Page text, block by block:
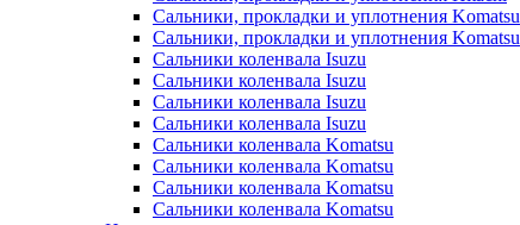
Сальники, прокладки и уплотнения Komatsu
Сальники, прокладки и уплотнения Komatsu
Сальники коленвала Isuzu
Сальники коленвала Isuzu
Сальники коленвала Isuzu
Сальники коленвала Isuzu
Сальники коленвала Komatsu
Сальники коленвала Komatsu
Сальники коленвала Komatsu
Сальники коленвала Komatsu